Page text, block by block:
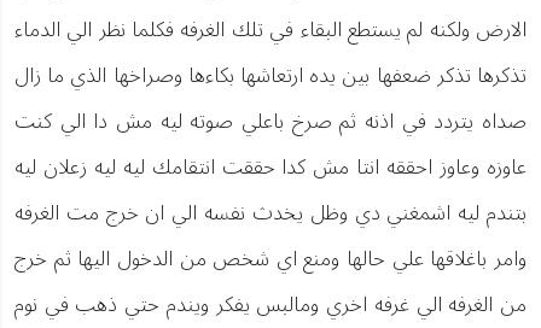
الارض ولكنه لم يستطع البقاء في تلك الغرفه فكلما نظر الي الدماء
تذكرها تذكر ضعفها بين يده ارتعاشها بكاءها وصراخها الذي ما زال
صداه يتردد في اذنه ثم صرخ باعلي صوته ليه مش دا الي كنت
عاوزه وعاوز احققه انتا مش كدا حققت انتقامك ليه ليه زعلان ليه
بتندم ليه اشمغني دي وظل يخدث نفسه الي ان خرج مت الغرفه
وامر باغلاقها علي حالها ومنع اي شخص من الدخول اليها ثم خرج
من الغرفه الي غرفه اخري ومالبس يفكر ويندم حتي ذهب في نوم